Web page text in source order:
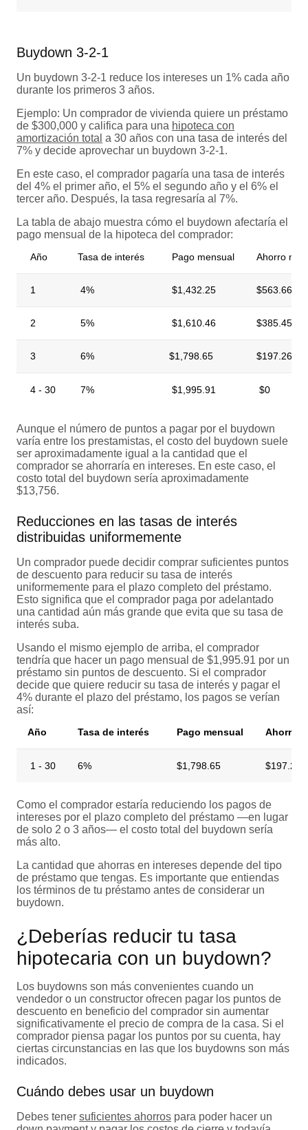
Buydown 3-2-1
Un buydown 3-2-1 reduce los intereses un 1% cada año
durante los primeros 3 años.
Ejemplo: Un comprador de vivienda quiere un préstamo
de $300,000 y califica para una hipoteca con
amortización total a 30 años con una tasa de interés del
7% y decide aprovechar un buydown 3-2-1.
En este caso, el comprador pagaría una tasa de interés
del 4% el primer año, el 5% el segundo año y el 6% el
tercer año. Después, la tasa regresaría al 7%.
La tabla de abajo muestra cómo el buydown afectaría el
pago mensual de la hipoteca del comprador:
Año Tasa de interés Pago mensual Ahorro
1 4% $1,432.25 $563.66
2 5% $1,610.46 $385.45
3 6% $1,798.65 $197.26
4 - 30 7% $1,995.91 $0
Aunque el número de puntos a pagar por el buydown
varía entre los prestamistas, el costo del buydown suele
ser aproximadamente igual a la cantidad que el
comprador se ahorraría en intereses. En este caso, el
costo total del buydown sería aproximadamente
$13,756.
Reducciones en las tasas de interés
distribuidas uniformemente
Un comprador puede decidir comprar suficientes puntos
de descuento para reducir su tasa de interés
uniformemente para el plazo completo del préstamo.
Esto significa que el comprador paga por adelantado
una cantidad aún más grande que evita que su tasa de
interés suba.
Usando el mismo ejemplo de arriba, el comprador
tendría que hacer un pago mensual de $1,995.91 por un
préstamo sin puntos de descuento. Si el comprador
decide que quiere reducir su tasa de interés y pagar el
4% durante el plazo del préstamo, los pagos se verían
así:
Año Tasa de interés Pago mensual Ahorro
1 - 30 6% $1,798.65 $197.26
Como el comprador estaría reduciendo los pagos de
intereses por el plazo completo del préstamo —en lugar
de solo 2 o 3 años— el costo total del buydown sería
más alto.
La cantidad que ahorras en intereses depende del tipo
de préstamo que tengas. Es importante que entiendas
los términos de tu préstamo antes de considerar un
buydown.
¿Deberías reducir tu tasa
hipotecaria con un buydown?
Los buydowns son más convenientes cuando un
vendedor o un constructor ofrecen pagar los puntos de
descuento en beneficio del comprador sin aumentar
significativamente el precio de compra de la casa. Si el
comprador piensa pagar los puntos por su cuenta, hay
ciertas circunstancias en las que los buydowns son más
indicados.
Cuándo debes usar un buydown
Debes tener suficientes ahorros para poder hacer un